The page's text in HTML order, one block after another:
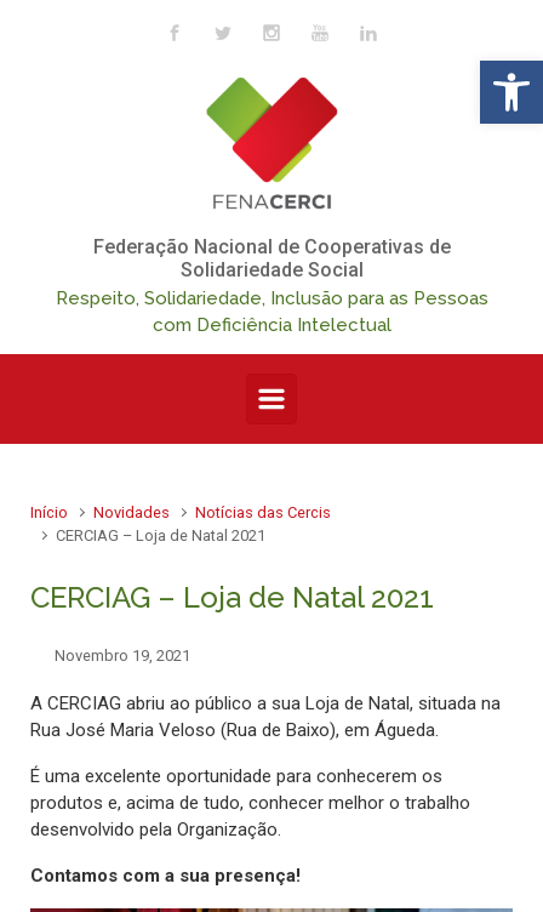
Skip to main content
Federação Nacional de Cooperativas de
Solidariedade Social
Respeito, Solidariedade, Inclusão para as Pessoas
com Deficiência Intelectual
Início Novidades
Notícias das Cercis
CERCIAG – Loja de Natal 2021
CERCIAG – Loja de Natal 2021
Novembro 19, 2021
A CERCIAG abriu ao público a sua Loja de Natal, situada na
Rua José Maria Veloso (Rua de Baixo), em Águeda.
É uma excelente oportunidade para conhecerem os
produtos e, acima de tudo, conhecer melhor o trabalho
desenvolvido pela Organização.
Contamos com a sua presença!